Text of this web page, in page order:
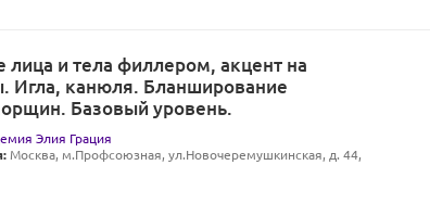
и тела филлером, акцент на
Игла, канюля. Бланширование
Базовый уровень.
Элия Грация
Москва, м.Профсоюзная, ул.Новочеремушкинская, д. 44,